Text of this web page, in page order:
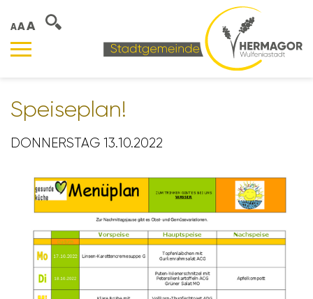
AAA
Spei­se­plan!
DONNERSTAG 13.10.2022